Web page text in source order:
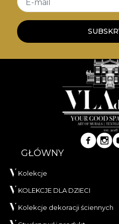
E-mail
GŁÓWNY
Kolekcje
KOLEKCJE DLA DZIECI
Kolekcje dekoracji ściennych